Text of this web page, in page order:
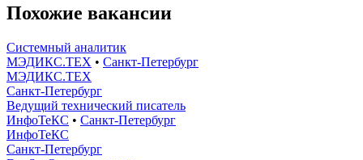
Похожие вакансии
Системный аналитик
МЭДИКС.ТЕХ • Санкт-Петербург
МЭДИКС.ТЕХ
Санкт-Петербург
Ведущий технический писатель
ИнфоТеКС • Санкт-Петербург
ИнфоТеКС
Санкт-Петербург